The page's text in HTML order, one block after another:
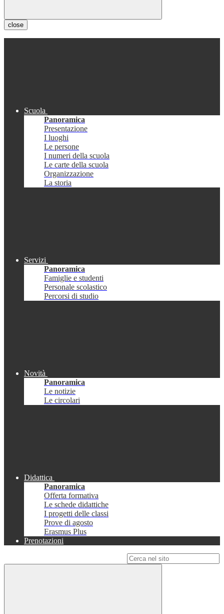
close
Scuola
Panoramica
Presentazione
I luoghi
Le persone
I numeri della scuola
Le carte della scuola
Organizzazione
La storia
Servizi
Panoramica
Famiglie e studenti
Personale scolastico
Percorsi di studio
Novità
Panoramica
Le notizie
Le circolari
Didattica
Panoramica
Offerta formativa
Le schede didattiche
I progetti delle classi
Prove di agosto
Erasmus Plus
Prenotazioni